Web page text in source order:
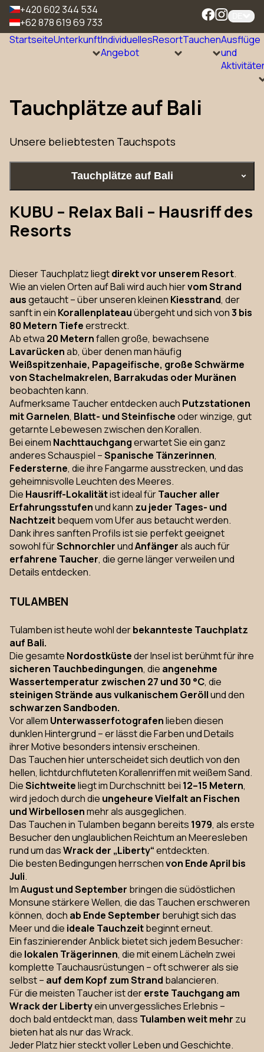
+420 602 344 534
+62 878 619 69 733
StartseiteUnterkunftIndividuelles
Angebot
ResortTauchenAusflüge
und
Tauchplätze auf Bali
Unsere beliebtesten Tauchspots
Tauchplätze auf Bali
KUBU – Relax Bali – Hausriff des
Resorts
Dieser Tauchplatz liegtdirekt vor unserem Resort.
Wie an vielen Orten auf Bali wird auch hiervom Strand
ausgetaucht – über unseren kleinen Kiesstrand, der
sanft in ein Korallenplateauübergeht und sich von3 bis
80 Metern Tiefeerstreckt.
Ab etwa 20 Meternfallen große, bewachsene
Lavarückenab, über denen man häufig
Weißspitzenhaie, Papageifische, große Schwärme
von Stachelmakrelen, Barrakudas oder Muränen
beobachten kann.
Aufmerksame Taucher entdecken auch Putzstationen
mit Garnelen, Blatt- und Steinfischeoder winzige, gut
getarnte Lebewesen zwischen den Korallen.
Bei einem Nachttauchgangerwartet Sie ein ganz
anderes Schauspiel –Spanische Tänzerinnen,
Federsterne, die ihre Fangarme ausstrecken, und das
geheimnisvolle Leuchten des Meeres.
Die Hausriff-Lokalitätist ideal fürTaucher aller
Erfahrungsstufenund kann zu jeder Tages- und
Nachtzeitbequem vom Ufer aus betaucht werden.
Dank ihres sanften Profils ist sie perfekt geeignet
sowohl fürSchnorchlerundAnfängerals auch für
erfahrene Taucher, die gerne länger verweilen und
Details entdecken.
TULAMBEN
Tulamben ist heute wohl derbekannteste Tauchplatz
auf Bali.
Die gesamte Nordostküsteder Insel ist berühmt für ihre
sicheren Tauchbedingungen, die angenehme
Wassertemperatur zwischen 27 und 30 °C, die
steinigen Strände aus vulkanischem Geröllund den
schwarzen Sandboden.
Vor allem Unterwasserfotografenlieben diesen
dunklen Hintergrund – er lässt die Farben und Details
ihrer Motive besonders intensiv erscheinen.
Das Tauchen hier unterscheidet sich deutlich von den
hellen, lichtdurchfluteten Korallenriffen mit weißem Sand.
DieSichtweiteliegt im Durchschnitt bei 12–15 Metern,
wird jedoch durch die ungeheure Vielfalt an Fischen
und Wirbellosenmehr als ausgeglichen.
Das Tauchen in Tulamben begann bereits 1979, als erste
Besucher den unglaublichen Reichtum an Meeresleben
rund um dasWrack der „Liberty“entdeckten.
Die besten Bedingungen herrschenvon Ende April bis
Juli.
ImAugust und September bringen die südöstlichen
Monsune stärkere Wellen, die das Tauchen erschweren
können, doch ab Ende September beruhigt sich das
Meer und die ideale Tauchzeitbeginnt erneut.
Ein faszinierender Anblick bietet sich jedem Besucher:
die lokalen Trägerinnen, die mit einem Lächeln zwei
komplette Tauchausrüstungen – oft schwerer als sie
selbst – auf dem Kopf zum Strand balancieren.
Für die meisten Taucher ist dererste Tauchgang am
Wrack der Libertyein unvergessliches Erlebnis –
doch bald entdeckt man, dass Tulamben weit mehr zu
bieten hat als nur das Wrack.
Jeder Platz hier steckt voller Leben und Geschichte.